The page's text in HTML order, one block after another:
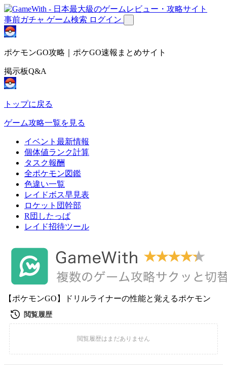
事前ガチャ ゲーム検索 ログイン
ポケモンGO攻略｜ポケGO速報まとめサイト
掲示板Q&A
トップに戻る
ゲーム攻略一覧を見る
イベント最新情報
個体値ランク計算
タスク報酬
全ポケモン図鑑
色違い一覧
レイドボス早見表
ロケット団幹部
R団したっぱ
レイド招待ツール
【ポケモンGO】ドリルライナーの性能と覚えるポケモン